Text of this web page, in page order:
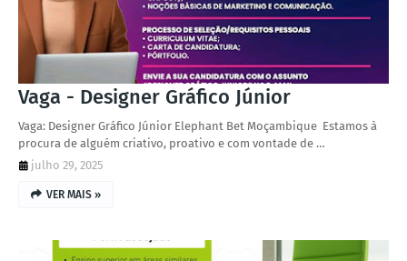
Vaga - Designer Gráfico Júnior
Vaga: Designer Gráfico Júnior Elephant Bet Moçambique Estamos à
procura de alguém criativo, proativo e com vontade de …
julho 29, 2025
VER MAIS »